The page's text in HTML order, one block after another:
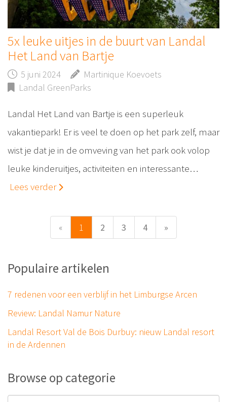
5x leuke uitjes in de buurt van Landal
Het Land van Bartje
5 juni 2024
Martinique Koevoets
Landal GreenParks
Landal Het Land van Bartje is een superleuk
vakantiepark! Er is veel te doen op het park zelf, maar
wist je dat je in de omveving van het park ook volop
leuke kinderuitjes, activiteiten en interessante…
Lees verder
« 1 2 3 4 »
Populaire artikelen
7 redenen voor een verblijf in het Limburgse Arcen
Review: Landal Namur Nature
Landal Resort Val de Bois Durbuy: nieuw Landal resort
in de Ardennen
Browse op categorie